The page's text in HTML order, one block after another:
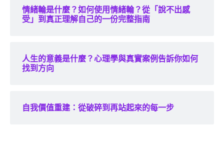
情緒輪是什麼？如何使用情緒輪？從「說不出感
受」到真正理解自己的一份完整指南
人生的意義是什麼？心理學與真實案例告訴你如何
找到方向
自我價值重建：從破碎到再站起來的每一步